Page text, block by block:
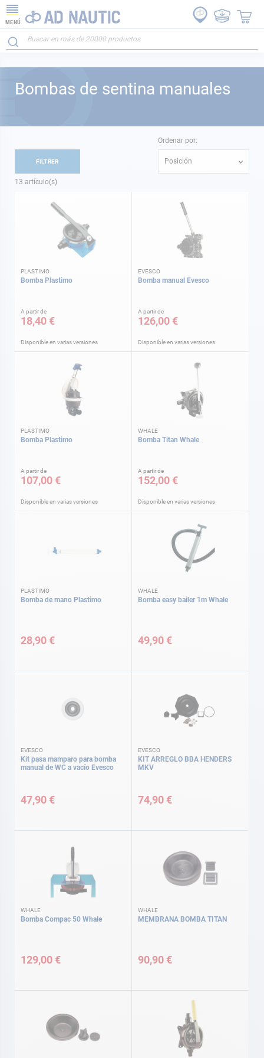
MENÚ
Bombas de sentina manuales
13 artículo(s)
Ordenar por:
Posición
PLASTIMO
Bomba Plastimo
A partir de
18,40 €
Disponible en varias versiones
EVESCO
Bomba manual Evesco
A partir de
126,00 €
Disponible en varias versiones
PLASTIMO
Bomba Plastimo
A partir de
107,00 €
Disponible en varias versiones
WHALE
Bomba Titan Whale
A partir de
152,00 €
Disponible en varias versiones
PLASTIMO
Bomba de mano Plastimo
28,90 €
WHALE
Bomba easy bailer 1m Whale
49,90 €
EVESCO
Kit pasa mamparo para bomba
manual de WC a vacío Evesco
47,90 €
EVESCO
KIT ARREGLO BBA HENDERS
MKV
74,90 €
WHALE
Bomba Compac 50 Whale
129,00 €
WHALE
MEMBRANA BOMBA TITAN
90,90 €
FILTRER